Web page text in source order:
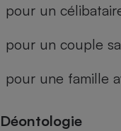
pour un
pour un couple
pour une famille
Déontologie